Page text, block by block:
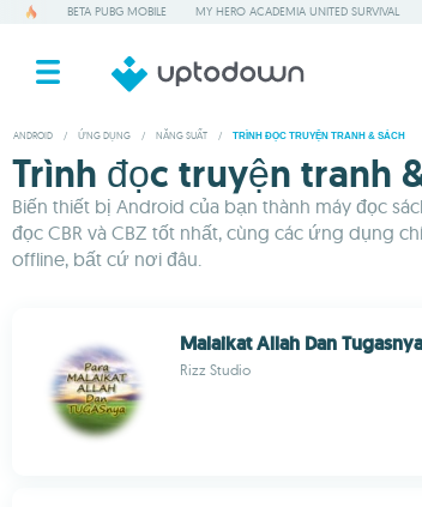
BETA PUBG MOBILE MY HERO ACADEMIA UNITED SURVIVAL
ANDROID / ỨNG DỤNG / NĂNG SUẤT / TRÌNH ĐỌC TRUYỆN TRANH & SÁCH
Trình đọc truyện tranh
Biến thiết bị Android của bạn thành máy đọc
đọc CBR và CBZ tốt nhất, cùng các ứng dụng
offline, bất cứ nơi đâu.
Malaikat Allah Dan Tugasnya
Rizz Studio